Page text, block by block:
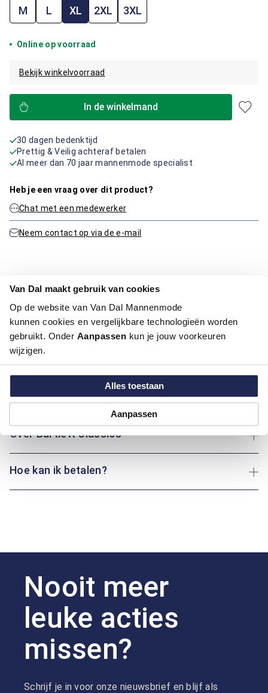
Van Dal maakt gebruik van cookies
Op de website van Van Dal Mannenmode
kunnen cookies en vergelijkbare technologieën worden
gebruikt. Onder Aanpassen kun je jouw voorkeuren
wijzigen.
Alles toestaan
Aanpassen
M L XL 2XL 3XL
Online op voorraad
Bekijk winkelvoorraad
In de winkelmand
30 dagen bedenktijd
Prettig & Veilig achteraf betalen
Al meer dan 70 jaar mannenmode specialist
Heb je een vraag over dit product?
Chat met een medewerker
Neem contact op via de e-mail
Artikelnummer
1016318-41-XL
Kleur:
Midden Groen
Materiaal:
50% Katoen / 50% Acryl
Pasvorm:
Motief:
Uni motief
Maatinformatie
Over Bartlett Classics
Hoe kan ik betalen?
Nooit meer
leuke acties
missen?
Schrijf je in voor onze nieuwsbrief en blijf als